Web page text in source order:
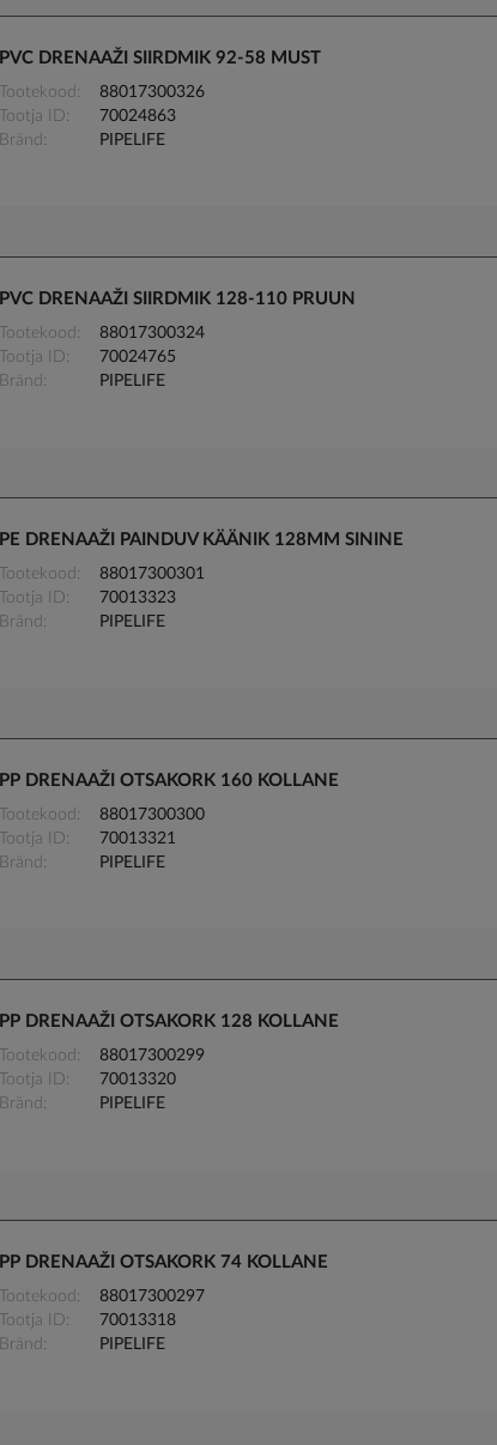
PVC DRENAAŽI SIIRDMIK 92-58 MUST
Tootekood
88017300326
Tootja ID
70024863
Bränd
PIPELIFE
PVC DRENAAŽI SIIRDMIK 128-110 PRUUN
Tootekood
88017300324
Tootja ID
70024765
Bränd
PIPELIFE
PE DRENAAŽI PAINDUV KÄÄNIK 128MM SININE
Tootekood
88017300301
Tootja ID
70013323
Bränd
PIPELIFE
PP DRENAAŽI OTSAKORK 160 KOLLANE
Tootekood
88017300300
Tootja ID
70013321
Bränd
PIPELIFE
PP DRENAAŽI OTSAKORK 128 KOLLANE
Tootekood
88017300299
Tootja ID
70013320
Bränd
PIPELIFE
PP DRENAAŽI OTSAKORK 74 KOLLANE
Tootekood
88017300297
Tootja ID
70013318
Bränd
PIPELIFE